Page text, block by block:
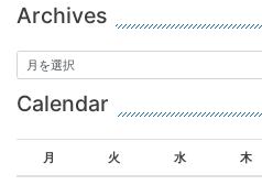
Archives
Calendar
月 火 水 木